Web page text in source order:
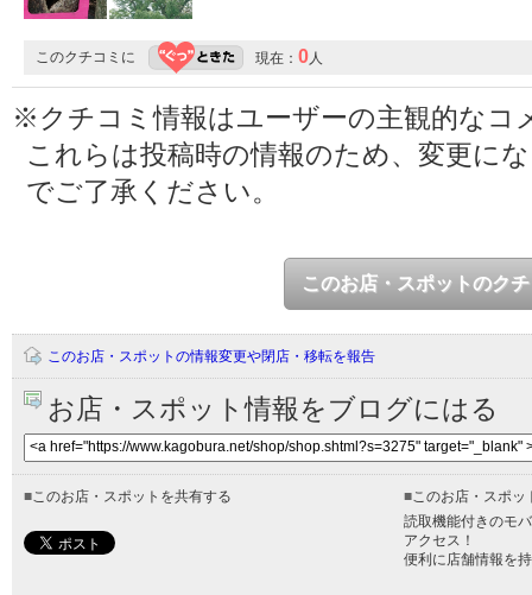
このクチコミに 現在： 0 人
※クチコミ情報はユーザーの主観的なコ
これらは投稿時の情報のため、変更に
でご了承ください。
このお店・スポットのク
このお店・スポットの情報変更や閉店・移転を報告
お店・スポット情報をブログにはる
■ このお店・スポットを共有する ■ このお店・スポ
読取機能付きのモ
アクセス！
便利に店舗情報を